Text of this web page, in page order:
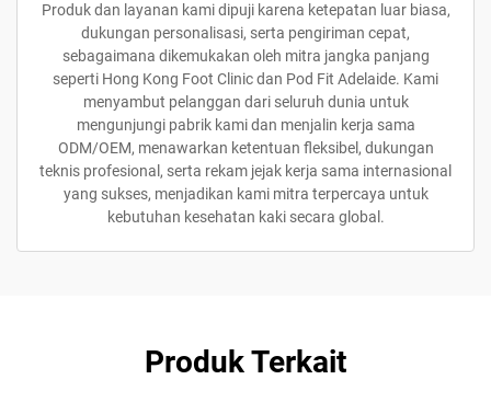
Produk dan layanan kami dipuji karena ketepatan luar biasa,
dukungan personalisasi, serta pengiriman cepat,
sebagaimana dikemukakan oleh mitra jangka panjang
seperti Hong Kong Foot Clinic dan Pod Fit Adelaide. Kami
menyambut pelanggan dari seluruh dunia untuk
mengunjungi pabrik kami dan menjalin kerja sama
ODM/OEM, menawarkan ketentuan fleksibel, dukungan
teknis profesional, serta rekam jejak kerja sama internasional
yang sukses, menjadikan kami mitra terpercaya untuk
kebutuhan kesehatan kaki secara global.
Produk Terkait